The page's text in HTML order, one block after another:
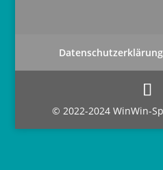
Datenschutzerklärung
© 2022-2024 WinWin-